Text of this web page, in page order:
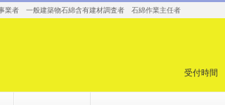
業者 一般建築物石綿含有建材調査者 石綿作業主任者
受付時間